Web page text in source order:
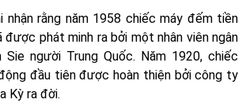
nhận rằng năm 1958 chiếc máy đếm tiền
phát minh ra bởi một nhân viên ngân
Sie người Trung Quốc. Năm 1920, chiếc
đầu tiên được hoàn thiện bởi công ty
Kỳ ra đời.